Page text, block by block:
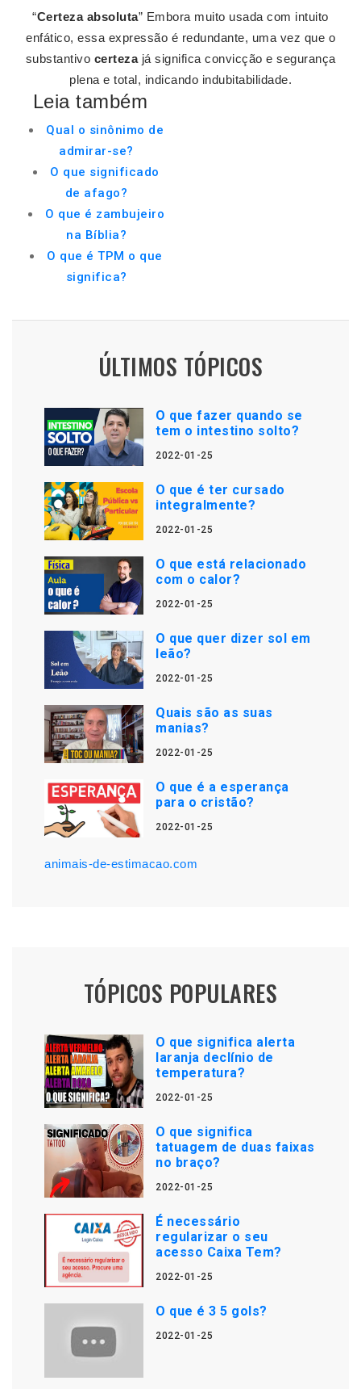
“Certeza absoluta” Embora muito usada com intuito
enfático, essa expressão é redundante, uma vez que o
substantivo certezajá significa convicção e segurança
plena e total, indicando indubitabilidade.
Leia também
Qual o sinônimo de
admirar-se?
O que significado
de afago?
O que é zambujeiro
na Bíblia?
O que é TPM o que
significa?
ÚLTIMOS TÓPICOS
O que fazer quando se
tem o intestino solto?
2022-01-25
O que é ter cursado
integralmente?
2022-01-25
O que está relacionado
com o calor?
2022-01-25
O que quer dizer sol em
leão?
2022-01-25
Quais são as suas
manias?
2022-01-25
O que é a esperança
para o cristão?
2022-01-25
animais-de-estimacao.com
TÓPICOS POPULARES
O que significa alerta
laranja declínio de
temperatura?
2022-01-25
O que significa
tatuagem de duas faixas
no braço?
2022-01-25
É necessário
regularizar o seu
acesso Caixa Tem?
2022-01-25
O que é 3 5 gols?
2022-01-25